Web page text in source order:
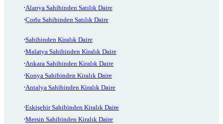
Alanya Sahibinden Satılık Daire
Çorlu Sahibinden Satılık Daire
Sahibinden Kiralık Daire
Malatya Sahibinden Kiralık Daire
Ankara Sahibinden Kiralık Daire
Konya Sahibinden Kiralık Daire
Antalya Sahibinden Kiralık Daire
Eskişehir Sahibinden Kiralık Daire
Mersin Sahibinden Kiralık Daire